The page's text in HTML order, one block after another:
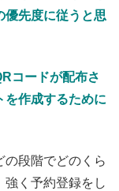
優先度に従うと思
コードが配布さ
を作成するために
の段階でどのくら
強く予約登録をし